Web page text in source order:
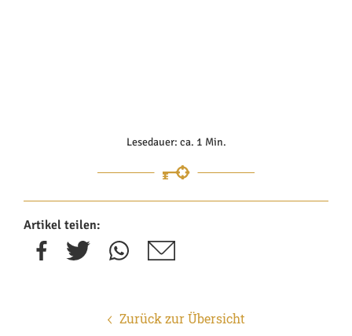
Lesedauer: ca. 1 Min.
Artikel teilen:
Zurück zur Übersicht